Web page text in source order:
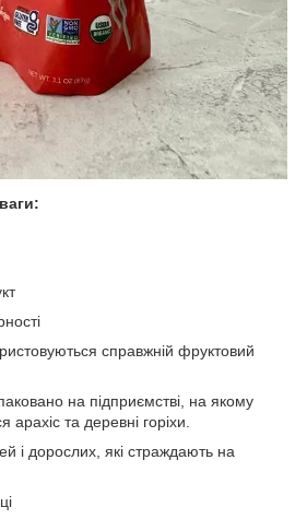
справжній фруктовий
на підприємстві, на якому
арахіс та деревні горіхи.
і дорослих, які страждають на